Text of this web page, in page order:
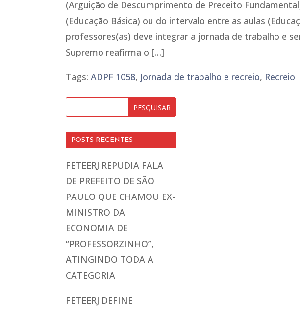
(Arguição de Descumprimento de Preceito
(Educação Básica) ou do intervalo entre as aulas
professores(as) deve integrar a jornada de trabalho e
Supremo reafirma o […]
Tags:ADPF 1058, Jornada de trabalho e recreio, Recreio
POSTS RECENTES
FETEERJ REPUDIA FALA
DE PREFEITO DE SÃO
PAULO QUE CHAMOU EX-
MINISTRO DA
ECONOMIA DE
“PROFESSORZINHO”,
ATINGINDO TODA A
CATEGORIA
FETEERJ DEFINE